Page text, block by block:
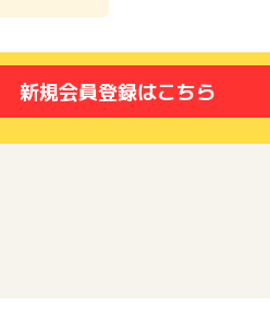
新規会員登録はこちら